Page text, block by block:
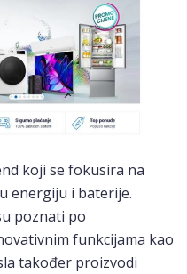
koji se fokusira na
energiju i baterije.
poznati po
funkcijama kao
također proizvodi